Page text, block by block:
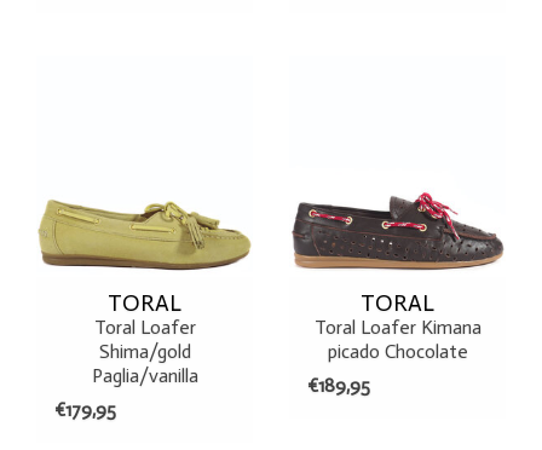
TORAL
Toral Loafer
Shima/gold
Paglia/vanilla
€179,95
TORAL
Toral Loafer Kimana
picado Chocolate
€189,95